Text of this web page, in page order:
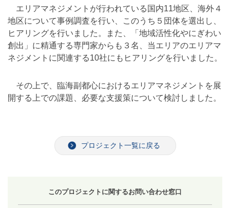
エリアマネジメントが行われている国内11地区、海外４
地区について事例調査を行い、このうち５団体を選出し、
ヒアリングを行いました。また、「地域活性化やにぎわい
創出」に精通する専門家からも３名、当エリアのエリアマ
ネジメントに関連する10社にもヒアリングを行いました。
その上で、臨海副都心におけるエリアマネジメントを展
開する上での課題、必要な支援策について検討しました。
プロジェクト一覧に戻る
このプロジェクトに関するお問い合わせ窓口